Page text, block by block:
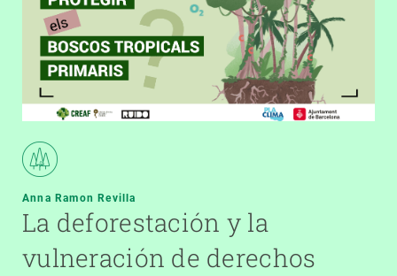
Anna Ramon Revilla
La deforestación y la
vulneración de derechos